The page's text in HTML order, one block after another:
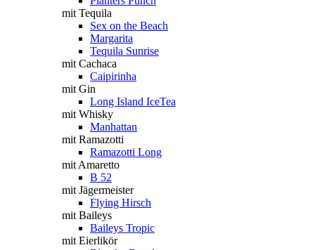
mit Tequila
Sex on the Beach
Margarita
Tequila Sunrise
mit Cachaca
Caipirinha
mit Gin
Long Island IceTea
mit Whisky
Manhattan
mit Ramazotti
Ramazotti Long
mit Amaretto
B 52
mit Jägermeister
Flying Hirsch
mit Baileys
Baileys Tropic
mit Eierlikör